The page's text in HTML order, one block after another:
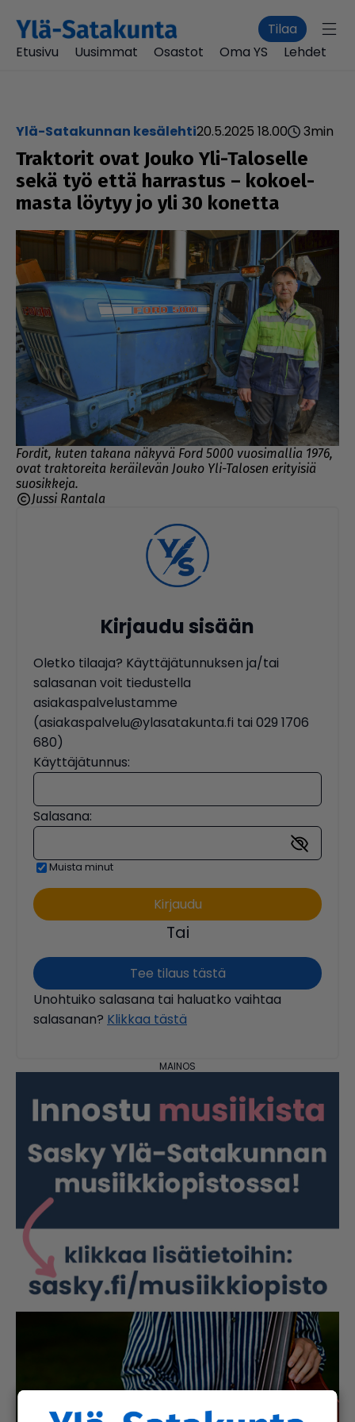
Tilaa
Etusivu
Uusimmat Osastot Oma YS Lehdet
Ylä-Satakunnan kesälehti20.5.2025 18.00 3min
Traktorit ovat Jouko Yli-Taloselle
sekä työ että harrastus – koko­el­
masta löytyy jo yli 30 konetta
Fordit, kuten takana näkyvä Ford 5000 vuosimallia 1976,
ovat traktoreita keräilevän Jouko Yli-Talosen erityisiä
suosikkeja.
Jussi Rantala
Kirjaudu sisään
Oletko tilaaja? Käyttäjätunnuksen ja/tai
salasanan voit tiedustella
asiakaspalvelustamme
(asiakaspalvelu@ylasatakunta.fi tai 029 1706
680)
Käyttäjätunnus:
Salasana:
Muista minut
Tai
Tee tilaus tästä
Unohtuiko salasana tai haluatko vaihtaa
salasanan? Klikkaa tästä